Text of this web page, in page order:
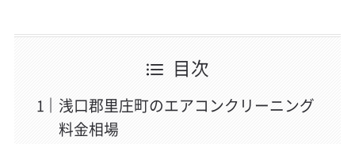
目次
浅口郡里庄町のエアコンクリーニング
料金相場